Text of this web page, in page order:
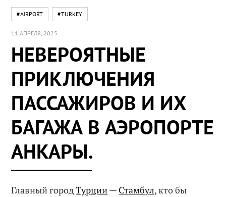
#AIRPORT #TURKEY
11 АПРЕЛЯ, 2025
НЕВЕРОЯТНЫЕ
ПРИКЛЮЧЕНИЯ
ПАССАЖИРОВ И ИХ
БАГАЖА В АЭРОПОРТЕ
АНКАРЫ.
Главный городТурции— Стамбул, кто бы